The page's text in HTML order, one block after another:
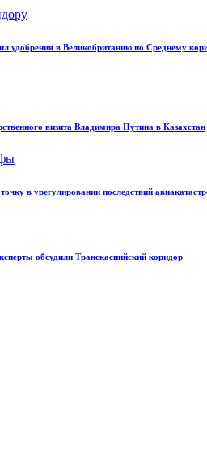
удобрения в Великобританию по Среднему
визита Владимира Путина в Казахстан
в урегулировании последствий
обсудили Транскаспийский коридор